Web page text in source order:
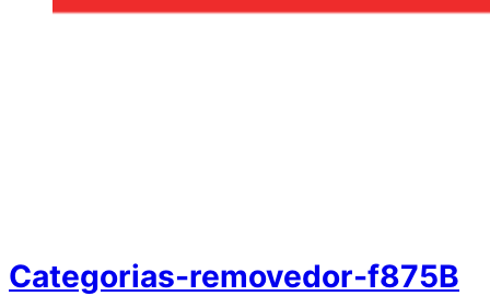
Categorias-removedor-f875B